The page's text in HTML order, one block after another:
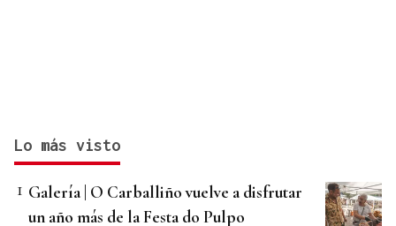
Lo más visto
Galería | O Carballiño vuelve a disfrutar
un año más de la Festa do Pulpo